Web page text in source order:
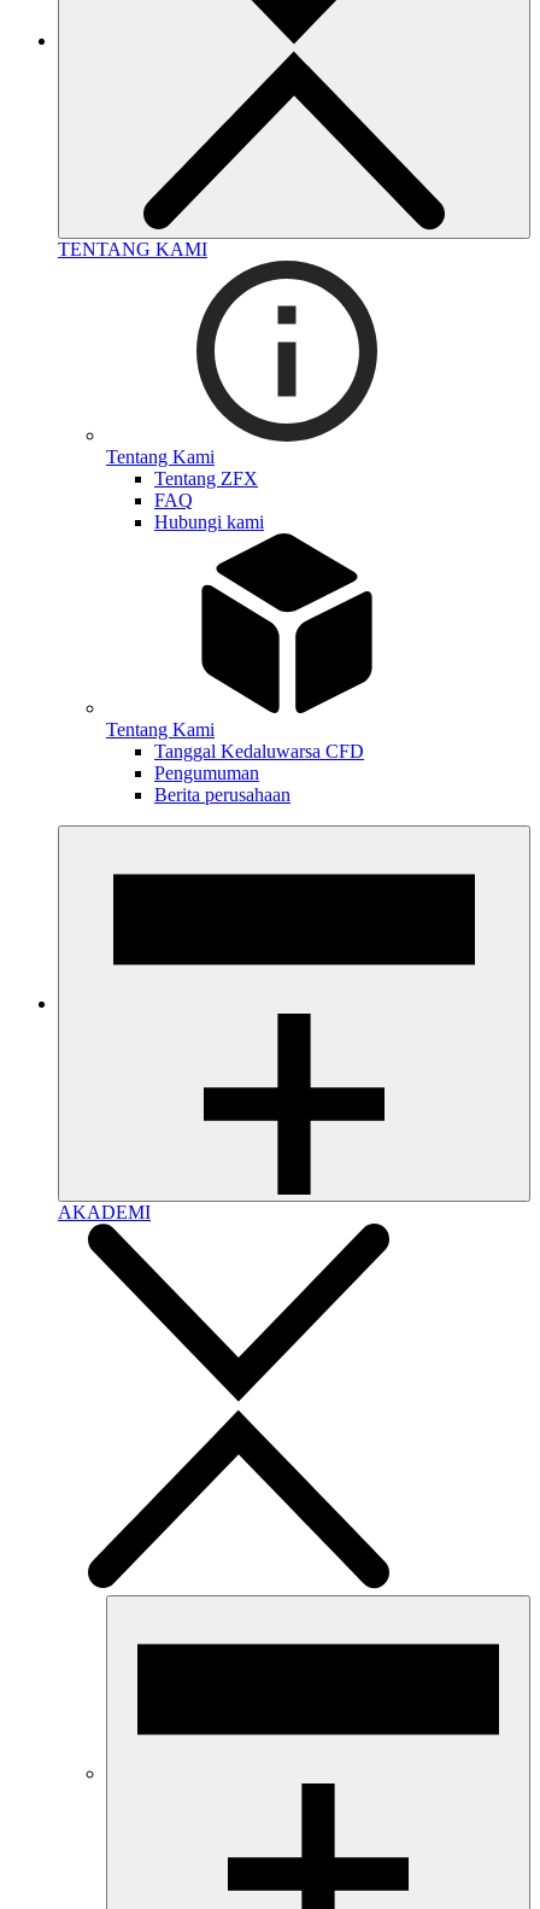
TENTANG KAMI
Tentang Kami
Tentang ZFX
FAQ
Hubungi kami
Tentang Kami
Tanggal Kedaluwarsa CFD
Pengumuman
Berita perusahaan
AKADEMI